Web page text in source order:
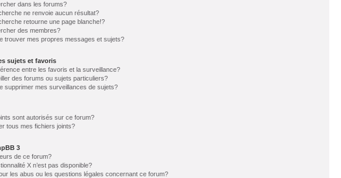
dans les forums?
ne renvoie aucun résultat?
retourne une page blanche!?
des membres?
trouver mes propres messages et sujets?
sujets et favoris
entre les favoris et la surveillance?
des forums ou sujets particuliers?
supprimer mes surveillances de sujets?
sont autorisés sur ce forum?
tous mes fichiers joints?
3
de ce forum?
X n’est pas disponible?
les abus ou les questions légales concernant ce forum?